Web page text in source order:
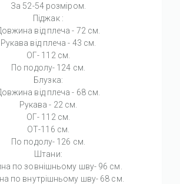
За 52-54 розміром.
Піджак :
від плеча - 72 см.
Рукава від плеча - 43 см.
ОГ- 112 см.
По подолу- 124 см.
Блузка:
від плеча - 68 см.
Рукава - 22 см.
ОГ- 112 см.
ОТ-116 см.
По подолу- 126 см.
Штани:
по зовнішньому шву- 96 см.
по внутрішньому шву- 68 см.